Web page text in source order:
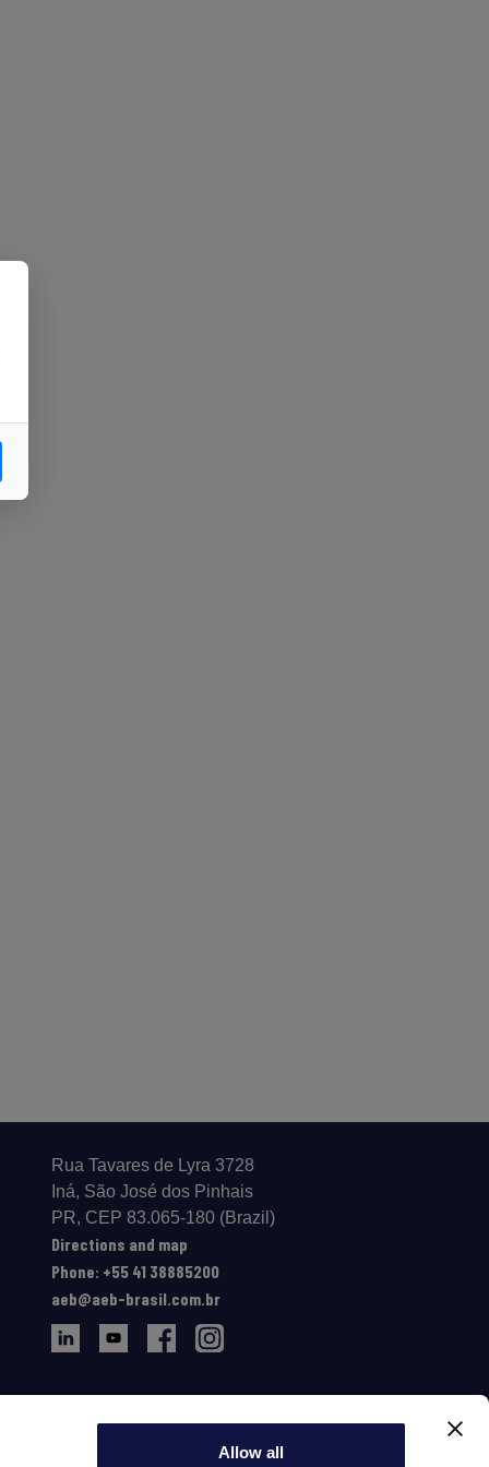
Allow all
Rua Tavares de Lyra 3728
Iná, São José dos Pinhais
PR, CEP 83.065-180 (Brazil)
Directions and map
Phone: +55 41 38885200
aeb@aeb-brasil.com.br